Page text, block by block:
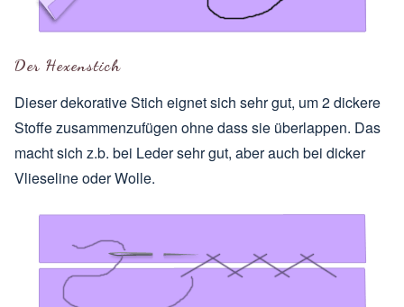
Der Hexenstich
Dieser dekorative Stich eignet sich sehr gut, um 2 dickere
Stoffe zusammenzufügen ohne dass sie überlappen. Das
macht sich z.b. bei Leder sehr gut, aber auch bei dicker
Vlieseline oder Wolle.